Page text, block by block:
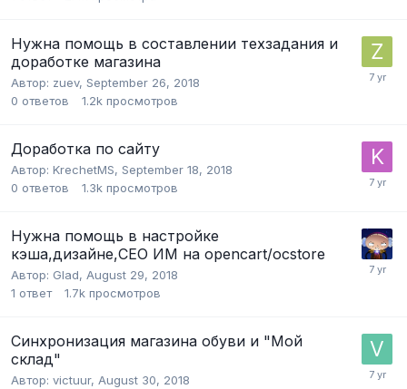
Нужна помощь в составлении техзадания и
доработке магазина
Автор: zuev, September 26, 2018
0 ответов 1.2k просмотров
Доработка по сайту
Автор: KrechetMS, September 18, 2018
0 ответов 1.3k просмотров
Нужна помощь в настройке
кэша,дизайне,СЕО ИМ на opencart/ocstore
Автор: Glad, August 29, 2018
1 ответ 1.7k просмотров
Синхронизация магазина обуви и "Мой
склад"
Автор: victuur, August 30, 2018